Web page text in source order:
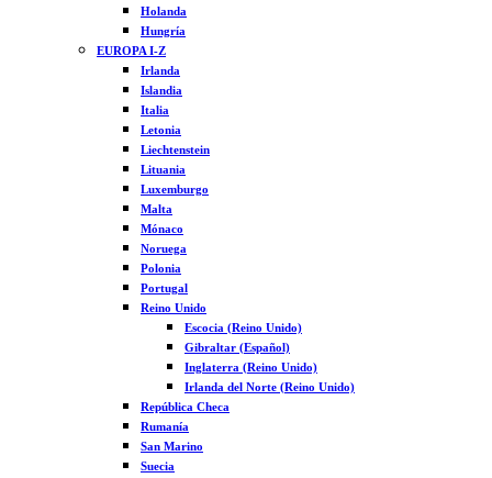
Holanda
Hungría
EUROPA I-Z
Irlanda
Islandia
Italia
Letonia
Liechtenstein
Lituania
Luxemburgo
Malta
Mónaco
Noruega
Polonia
Portugal
Reino Unido
Escocia (Reino Unido)
Gibraltar (Español)
Inglaterra (Reino Unido)
Irlanda del Norte (Reino Unido)
República Checa
Rumanía
San Marino
Suecia